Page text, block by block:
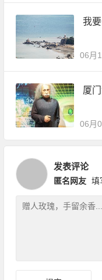
我
06月
厦
06月
发表评论
匿名网友 填